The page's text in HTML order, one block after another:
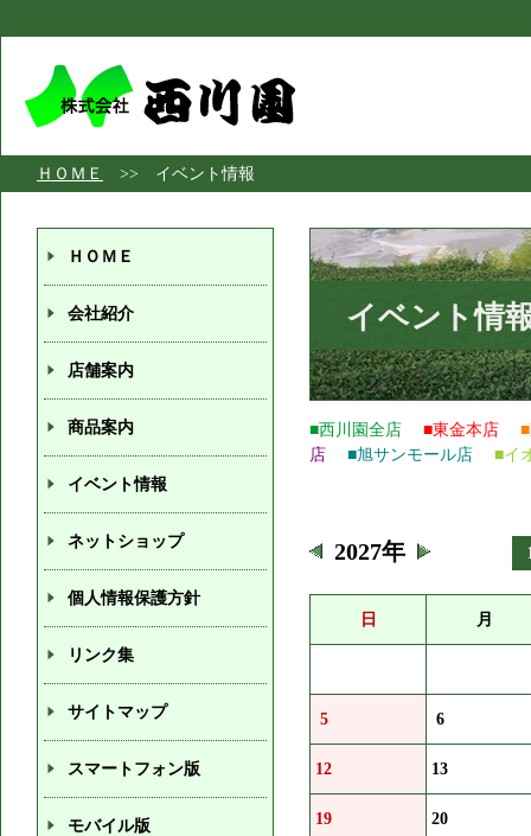
ＨＯＭＥ >> イベント情報
イベント情
■西川園全店 ■東金本店
店
■旭サンモール店 ■イ
2027年
日 月
5 6
12 13
19 20
ＨＯＭＥ
会社紹介
店舗案内
商品案内
イベント情報
ネットショップ
個人情報保護方針
リンク集
サイトマップ
スマートフォン版
モバイル版